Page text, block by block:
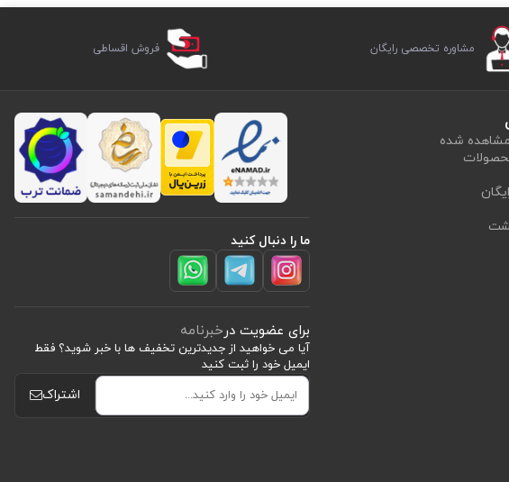
مشاوره تخصصی رایگان فروش اقساطی
شده
ما را دنبال کنید
برای عضویت درخبرنامه
آیا می خواهید از جدید‌ترین تخفیف‌ ها با‌ خبر شوید؟ فقط
ایمیل خود را ثبت کنید
اشتراک